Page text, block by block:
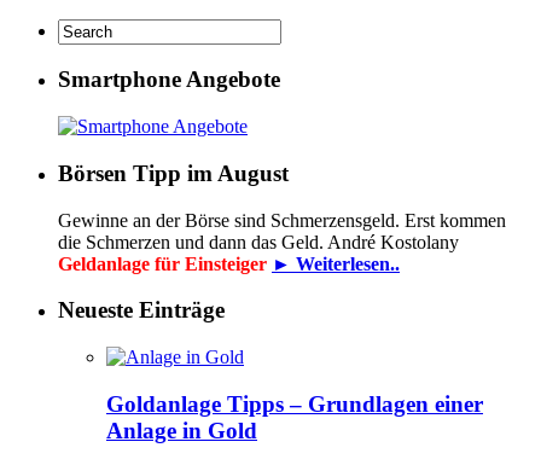
Smartphone Angebote
Börsen Tipp im August
Gewinne an der Börse sind Schmerzensgeld. Erst kommen
die Schmerzen und dann das Geld. André Kostolany
Geldanlage für Einsteiger ► Weiterlesen..
Neueste Einträge
Goldanlage Tipps – Grundlagen einer
Anlage in Gold